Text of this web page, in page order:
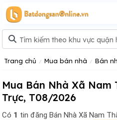
Trang chủ Mua bán nhà Bán
Mua Bán Nhà Xã Nam
Trực, T08/2026
Có 1 tin đăng Bán Nhà Xã Nam